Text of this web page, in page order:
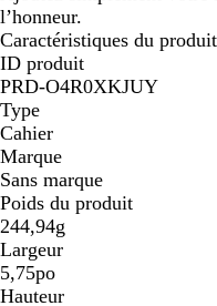
l’honneur.
Caractéristiques du produit
ID produit
PRD-O4R0XKJUY
Type
Cahier
Marque
Sans marque
Poids du produit
244,94g
Largeur
5,75po
Hauteur